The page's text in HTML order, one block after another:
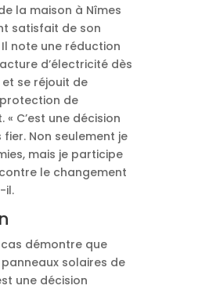
la maison à Nîmes
satisfait de son
note une réduction
d’électricité dès
se réjouit de
de
« C’est une décision
Non seulement je
mais je participe
le changement
il.
démontre que
solaires de
une décision